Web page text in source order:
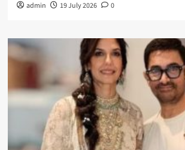
admin 19 July 2026 0